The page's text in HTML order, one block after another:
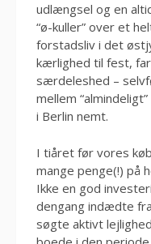
udlængsel og en
“ø-kuller” over et
forstadsliv i det
kærlighed til fest,
særdeleshed –
mellem
i Berlin nemt.
I tiåret før vores
mange penge(!) på
Ikke en god
dengang indædte
søgte aktivt